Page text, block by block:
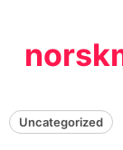
content
Uncategorized